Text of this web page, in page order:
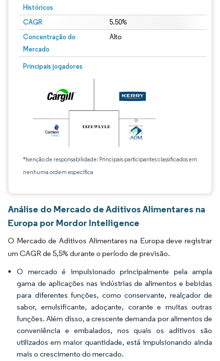
Históricos
CAGR 5.50%
Concentração do
Mercado
Alto
Principais jogadores
*Isenção de responsabilidade: Principais participantes classificados em
nenhuma ordem específica
Análise do Mercado de Aditivos Alimentares na
Europa por Mordor Intelligence
O Mercado de Aditivos Alimentares na Europa deve registrar
um CAGR de 5,5% durante o período de previsão.
O mercado é impulsionado principalmente pela ampla
gama de aplicações nas indústrias de alimentos e bebidas
para diferentes funções, como conservante, realçador de
sabor, emulsificante, adoçante, corante e muitas outras
funções. Além disso, a crescente demanda por alimentos de
conveniência e embalados, nos quais os aditivos são
utilizados em maior quantidade, está impulsionando ainda
mais o crescimento do mercado.